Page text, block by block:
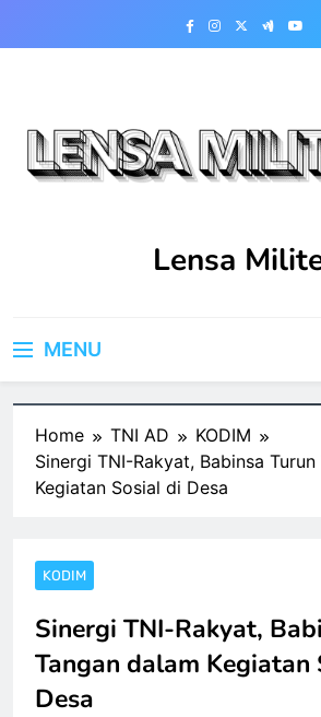
Lensa
MENU
Home TNI AD
KODIM
Sinergi TNI-Rakyat, Babinsa
Kegiatan Sosial di Desa
KODIM
Sinergi TNI-Rakyat,
Tangan dalam Kegiatan
Desa